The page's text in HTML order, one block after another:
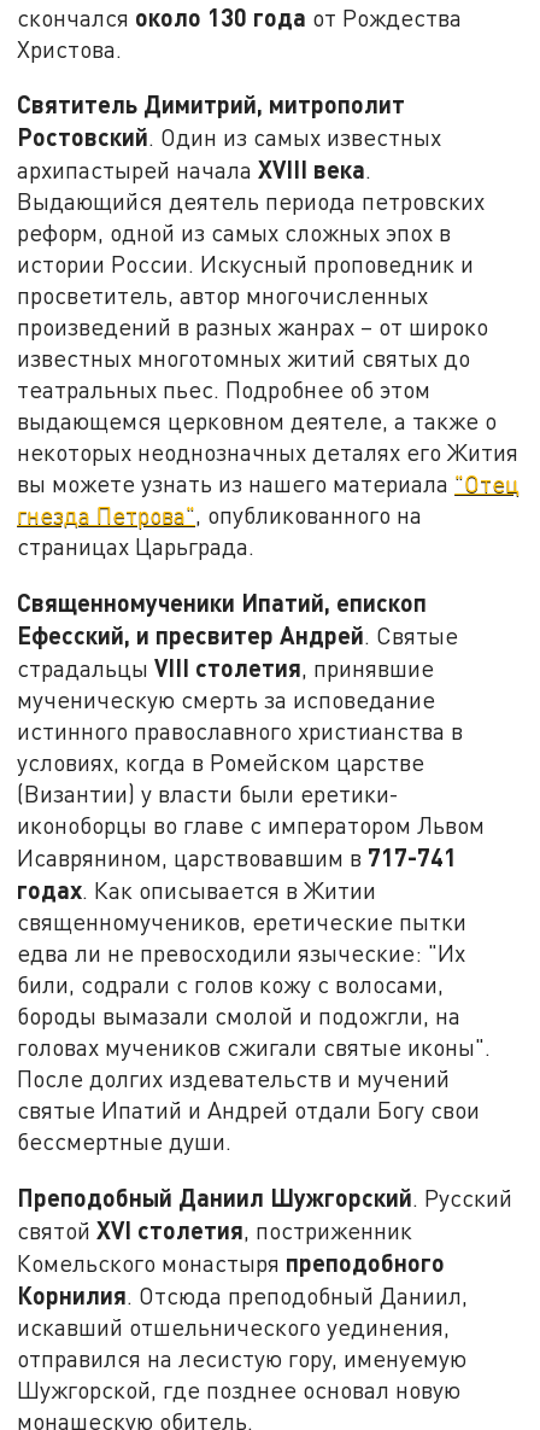
скончался около 130 года от Рождества
Христова.
Святитель Димитрий, митрополит
Ростовский. Один из самых известных
архипастырей началаXVIII века.
Выдающийся деятель периода петровских
реформ, одной из самых сложных эпох в
истории России. Искусный проповедник и
просветитель, автор многочисленных
произведений в разных жанрах – от широко
известных многотомных житий святых до
театральных пьес. Подробнее об этом
выдающемся церковном деятеле, а также о
некоторых неоднозначных деталях его Жития
вы можете узнать из нашего материала "Отец
гнезда Петрова", опубликованного на
страницах Царьграда.
Священномученики Ипатий, епископ
Ефесский, и пресвитер Андрей. Святые
страдальцыVIII столетия, принявшие
мученическую смерть за исповедание
истинного православного христианства в
условиях, когда в Ромейском царстве
(Византии) у власти были еретики-
иконоборцы во главе с императором Львом
Исаврянином, царствовавшим в 717-741
годах. Как описывается в Житии
священномучеников, еретические пытки
едва ли не превосходили языческие: "Их
били, содрали с голов кожу с волосами,
бороды вымазали смолой и подожгли, на
головах мучеников сжигали святые иконы".
После долгих издевательств и мучений
святые Ипатий и Андрей отдали Богу свои
бессмертные души.
Преподобный Даниил Шужгорский. Русский
святойXVI столетия, постриженник
Комельского монастыря преподобного
Корнилия. Отсюда преподобный Даниил,
искавший отшельнического уединения,
отправился на лесистую гору, именуемую
Шужгорской, где позднее основал новую
монашескую обитель.